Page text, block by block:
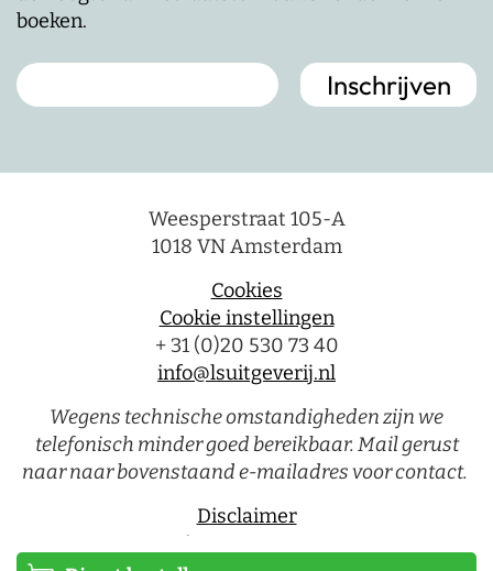
boeken.
Weesperstraat 105-A
1018 VN Amsterdam
Cookies
Cookie instellingen
+ 31 (0)20 530 73 40
info@lsuitgeverij.nl
Wegens technische omstandigheden zijn we
telefonisch minder goed bereikbaar. Mail gerust
naar naar bovenstaand e-mailadres voor contact.
Disclaimer
Privacystatement